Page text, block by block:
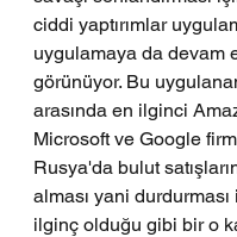
ciddi yaptırımlar
uygulamaya da devam
görünüyor. Bu
arasında en ilginci
Microsoft ve Google
Rusya'da bulut
alması yani
ilginç olduğu gibi bir o